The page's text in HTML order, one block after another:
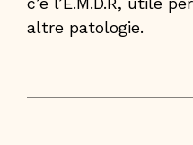
altre patologie.